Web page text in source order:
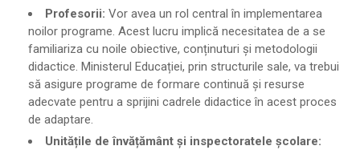
Profesorii: Vor avea un rol central în implementarea
noilor programe. Acest lucru implică necesitatea de a se
familiariza cu noile obiective, conținuturi și metodologii
didactice. Ministerul Educației, prin structurile sale, va trebui
să asigure programe de formare continuă și resurse
adecvate pentru a sprijini cadrele didactice în acest proces
de adaptare.
Unitățile de învățământ și inspectoratele școlare: